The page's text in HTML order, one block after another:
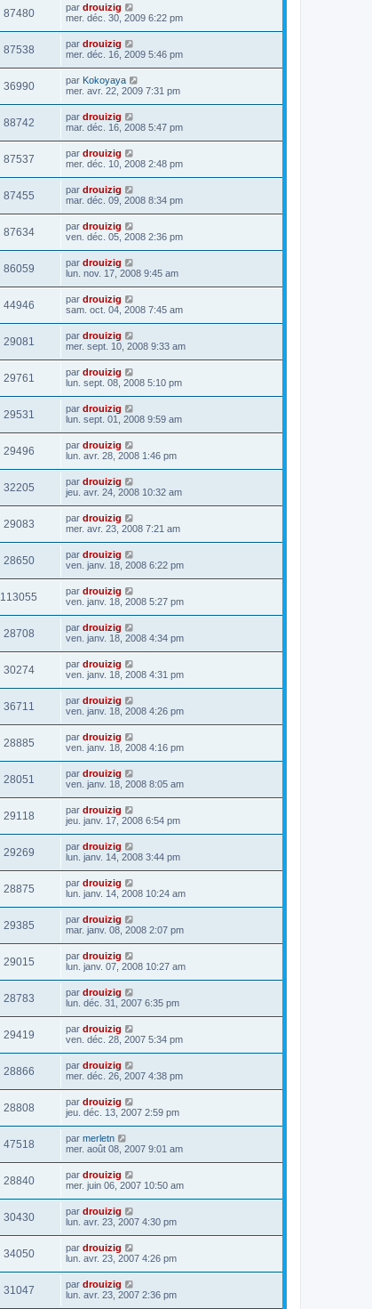
87480 par drouizig
mer. déc. 30, 2009 6:22 pm
87538 par drouizig
mer. déc. 16, 2009 5:46 pm
36990 par Kokoyaya
mer. avr. 22, 2009 7:31 pm
88742 par drouizig
mar. déc. 16, 2008 5:47 pm
87537 par drouizig
mer. déc. 10, 2008 2:48 pm
87455 par drouizig
mar. déc. 09, 2008 8:34 pm
87634 par drouizig
ven. déc. 05, 2008 2:36 pm
86059 par drouizig
lun. nov. 17, 2008 9:45 am
44946 par drouizig
sam. oct. 04, 2008 7:45 am
29081 par drouizig
mer. sept. 10, 2008 9:33 am
29761 par drouizig
lun. sept. 08, 2008 5:10 pm
29531 par drouizig
lun. sept. 01, 2008 9:59 am
29496 par drouizig
lun. avr. 28, 2008 1:46 pm
32205 par drouizig
jeu. avr. 24, 2008 10:32 am
29083 par drouizig
mer. avr. 23, 2008 7:21 am
28650 par drouizig
ven. janv. 18, 2008 6:22 pm
113055 par drouizig
ven. janv. 18, 2008 5:27 pm
28708 par drouizig
ven. janv. 18, 2008 4:34 pm
30274 par drouizig
ven. janv. 18, 2008 4:31 pm
36711 par drouizig
ven. janv. 18, 2008 4:26 pm
28885 par drouizig
ven. janv. 18, 2008 4:16 pm
28051 par drouizig
ven. janv. 18, 2008 8:05 am
29118 par drouizig
jeu. janv. 17, 2008 6:54 pm
29269 par drouizig
lun. janv. 14, 2008 3:44 pm
28875 par drouizig
lun. janv. 14, 2008 10:24 am
29385 par drouizig
mar. janv. 08, 2008 2:07 pm
29015 par drouizig
lun. janv. 07, 2008 10:27 am
28783 par drouizig
lun. déc. 31, 2007 6:35 pm
29419 par drouizig
ven. déc. 28, 2007 5:34 pm
28866 par drouizig
mer. déc. 26, 2007 4:38 pm
28808 par drouizig
jeu. déc. 13, 2007 2:59 pm
47518 par merletn
mer. août 08, 2007 9:01 am
28840 par drouizig
mer. juin 06, 2007 10:50 am
30430 par drouizig
lun. avr. 23, 2007 4:30 pm
34050 par drouizig
lun. avr. 23, 2007 4:26 pm
31047 par drouizig
lun. avr. 23, 2007 2:36 pm